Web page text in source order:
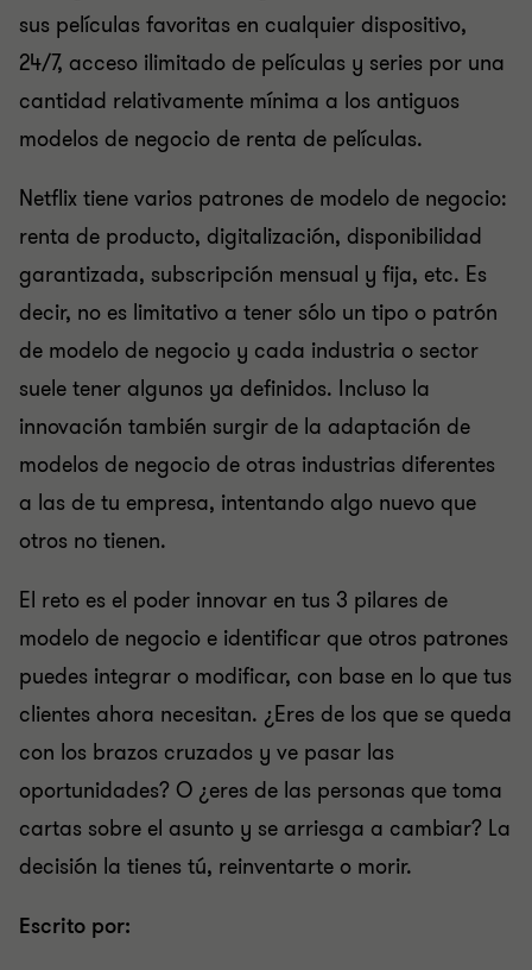
sus películas favoritas en cualquier dispositivo,
24/7, acceso ilimitado de películas y series por una
cantidad relativamente mínima a los antiguos
modelos de negocio de renta de películas.
Netflix tiene varios patrones de modelo de negocio:
renta de producto, digitalización, disponibilidad
garantizada, subscripción mensual y fija, etc. Es
decir, no es limitativo a tener sólo un tipo o patrón
de modelo de negocio y cada industria o sector
suele tener algunos ya definidos. Incluso la
innovación también surgir de la adaptación de
modelos de negocio de otras industrias diferentes
a las de tu empresa, intentando algo nuevo que
otros no tienen.
El reto es el poder innovar en tus 3 pilares de
modelo de negocio e identificar que otros patrones
puedes integrar o modificar, con base en lo que tus
clientes ahora necesitan. ¿Eres de los que se queda
con los brazos cruzados y ve pasar las
oportunidades? O ¿eres de las personas que toma
cartas sobre el asunto y se arriesga a cambiar? La
decisión la tienes tú, reinventarte o morir.
Escrito por: